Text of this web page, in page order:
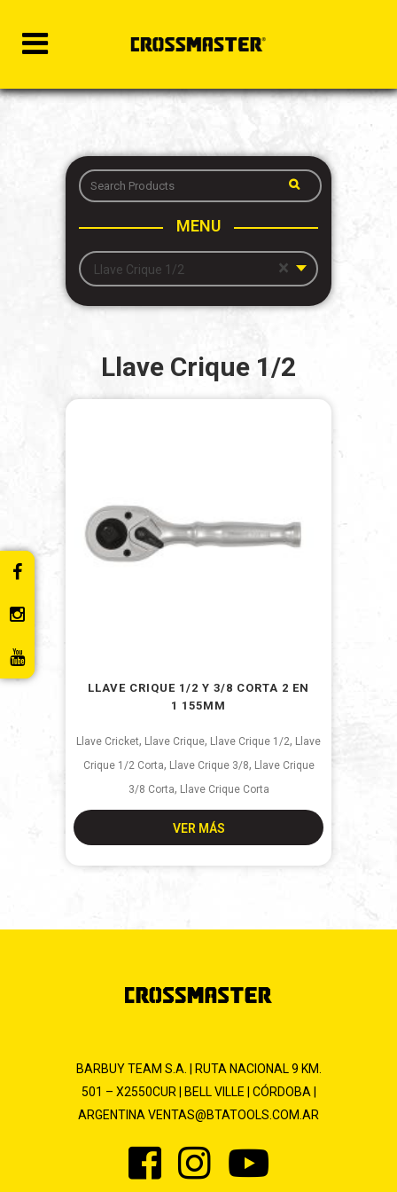
MENU
×
Llave Crique 1/2
Llave Crique 1/2
LLAVE CRIQUE 1/2 Y 3/8 CORTA 2 EN
1 155MM
Llave Cricket, Llave Crique, Llave Crique 1/2, Llave
Crique 1/2 Corta, Llave Crique 3/8, Llave Crique
3/8 Corta, Llave Crique Corta
VER MÁS
BARBUY TEAM S.A. | RUTA NACIONAL 9 KM.
501 – X2550CUR | BELL VILLE | CÓRDOBA |
ARGENTINA VENTAS@BTATOOLS.COM.AR